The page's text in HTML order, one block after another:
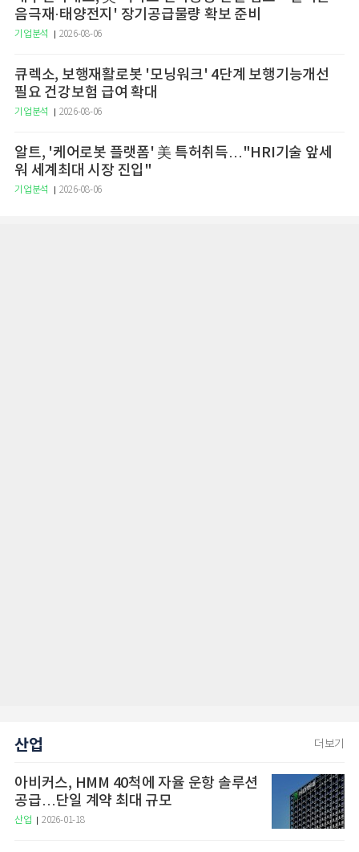
음극재·태양전지' 장기공급물량 확보 준비
기업분석 2026-08-06
큐렉소, 보행재활로봇 '모닝워크' 4단계 보행기능개선
필요 건강보험 급여 확대
기업분석 2026-08-06
알트, '케어로봇 플랫폼' 美 특허취득…"HRI기술 앞세
워 세계최대 시장 진입"
기업분석 2026-08-06
산업 더보기
아비커스, HMM 40척에 자율 운항 솔루션
공급…단일 계약 최대 규모
산업 2026-01-18